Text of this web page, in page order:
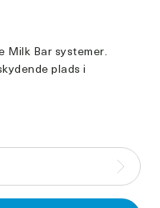
Milk Bar systemer.
plads i